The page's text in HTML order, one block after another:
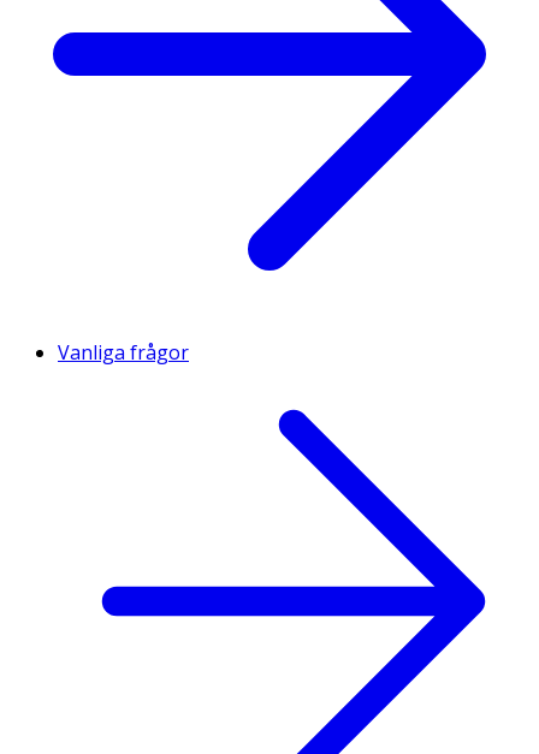
Vanliga frågor